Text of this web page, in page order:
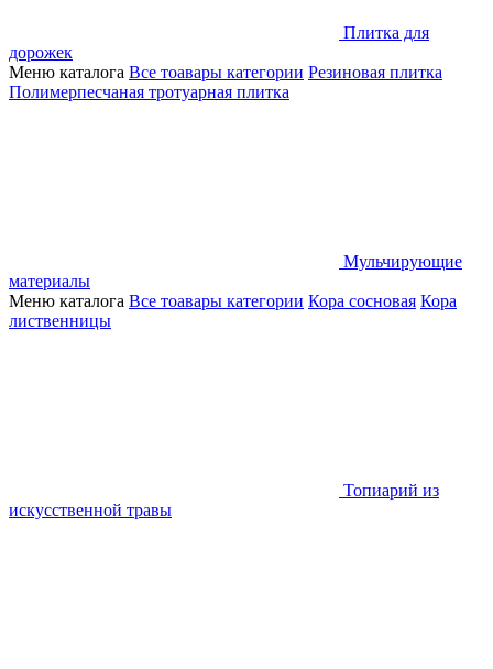
Плитка для
дорожек
Меню каталога Все тоавары категории Резиновая плитка
Полимерпесчаная тротуарная плитка
Мульчирующие
материалы
Меню каталога Все тоавары категории Кора сосновая Кора
лиственницы
Топиарий из
искусственной травы